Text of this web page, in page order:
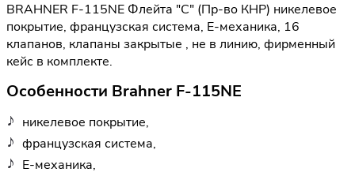
BRAHNER F-115NE Флейта "С" (Пр-во КНР) никелевое
покрытие, французская система, Е-механика, 16
клапанов, клапаны закрытые , не в линию, фирменный
кейс в комплекте.
Особенности Brahner F-115NE
никелевое покрытие,
французская система,
Е-механика,